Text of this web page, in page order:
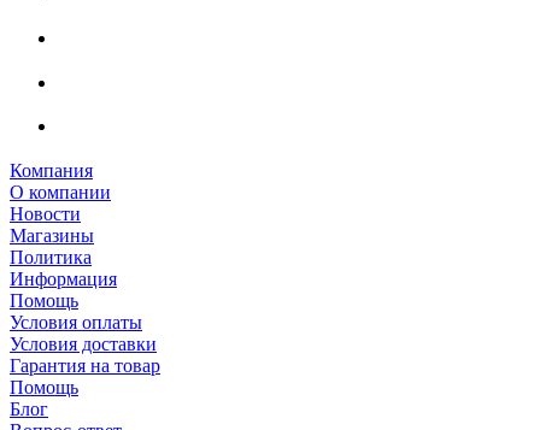
Компания
О компании
Новости
Магазины
Политика
Информация
Помощь
Условия оплаты
Условия доставки
Гарантия на товар
Помощь
Блог